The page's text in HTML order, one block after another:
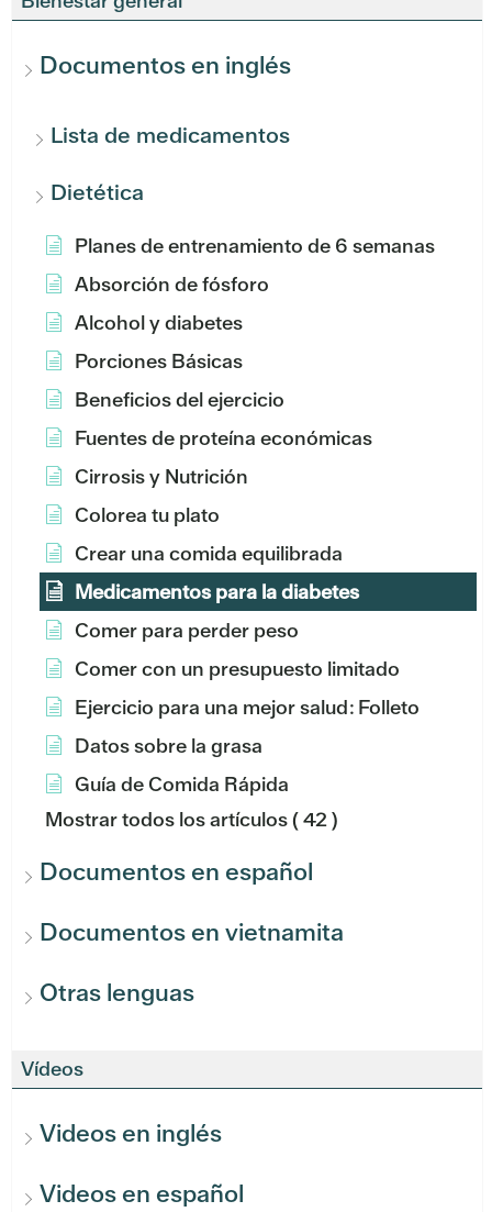
Documentos en inglés
Lista de medicamentos
Dietética
Planes de entrenamiento de 6 semanas
Absorción de fósforo
Alcohol y diabetes
Porciones Básicas
Beneficios del ejercicio
Fuentes de proteína económicas
Cirrosis y Nutrición
Colorea tu plato
Crear una comida equilibrada
Medicamentos para la diabetes
Comer para perder peso
Comer con un presupuesto limitado
Ejercicio para una mejor salud: Folleto
Datos sobre la grasa
Guía de Comida Rápida
Mostrar todos los artículos( 42 )
Documentos en español
Documentos en vietnamita
Otras lenguas
Vídeos
Videos en inglés
Videos en español